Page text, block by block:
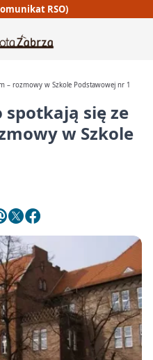
RSO)
– rozmowy w Szkole Podstawowej nr 1
spotkają się ze
w Szkole